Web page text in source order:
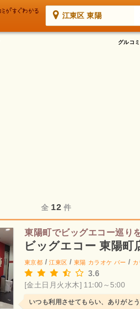
江東区 東陽
グルコ
全 12 件
東陽町でビッグエコー巡り
ビッグエコー 東陽町
東京都 /江東区 / 東陽 カラオケ バー / カ
3.6
[金土日月火水木] 11:00～5:00
いつも利用させてもらい、ありがとう